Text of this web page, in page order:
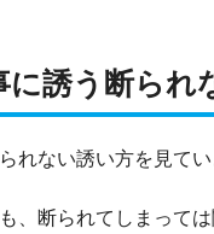
誘う断られ
れない誘い方を見てい
、断られてしまっては